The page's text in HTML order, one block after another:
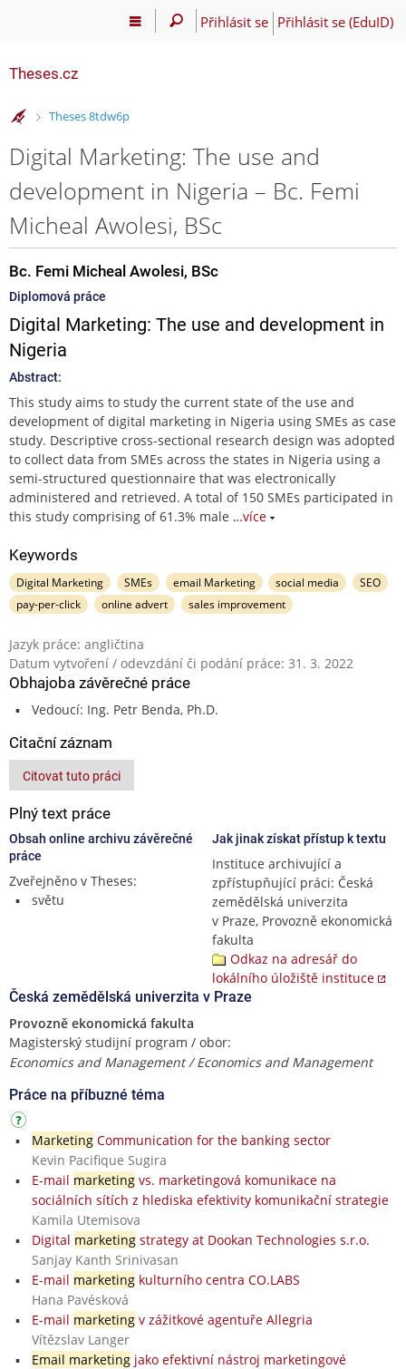
Přihlásit se Přihlásit se (EduID)
Theses.cz
>
Theses 8tdw6p
Digital Marketing: The use and
development in Nigeria – Bc. Femi
Micheal Awolesi, BSc
Bc. Femi Micheal Awolesi, BSc
Diplomová práce
Digital Marketing: The use and development in
Nigeria
Abstract:
This study aims to study the current state of the use and
development of digital marketing in Nigeria using SMEs as case
study. Descriptive cross-sectional research design was adopted
to collect data from SMEs across the states in Nigeria using a
semi-structured questionnaire that was electronically
administered and retrieved. A total of 150 SMEs participated in
this study comprising of 61.3% male …více
Keywords
Digital Marketing SMEs email Marketing social media
SEO
pay-per-click
online advert sales improvement
Jazyk práce: angličtina
Datum vytvoření / odevzdání či podání práce: 31. 3. 2022
Obhajoba závěrečné práce
Vedoucí: Ing. Petr Benda, Ph.D.
Citační záznam
Citovat tuto práci
Plný text práce
Obsah online archivu závěrečné
práce
Zveřejněno v Theses:
světu
Jak jinak získat přístup k textu
Instituce archivující a
zpřístupňující práci: Česká
zemědělská univerzita
v Praze, Provozně ekonomická
fakulta
Odkaz na adresář do
lokálního úložiště instituce
Česká zemědělská univerzita v Praze
Provozně ekonomická fakulta
Magisterský studijní program / obor:
Economics and Management / Economics and Management
Práce na příbuzné téma
MarketingCommunication for the banking sector
Kevin Pacifique Sugira
E-mail marketingvs. marketingová komunikace na
sociálních sítích z hlediska efektivity komunikační strategie
Kamila Utemisova
Digital marketingstrategy at Dookan Technologies s.r.o.
Sanjay Kanth Srinivasan
E-mail marketingkulturního centra CO.LABS
Hana Pavésková
E-mail marketingv zážitkové agentuře Allegria
Vítězslav Langer
Email marketingjako efektivní nástroj marketingové